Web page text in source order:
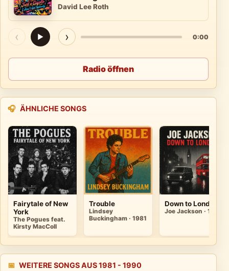
David Lee Roth
‹ ▶ › 0:00
Radio öffnen
🎧 ÄHNLICHE SONGS
Fairytale of New
York
The Pogues feat.
Kirsty MacColl
Trouble
Lindsey
Buckingham · 1981
Down to London
Joe Jackson · 1989
📅 WEITERE SONGS AUS 1981 - 1990